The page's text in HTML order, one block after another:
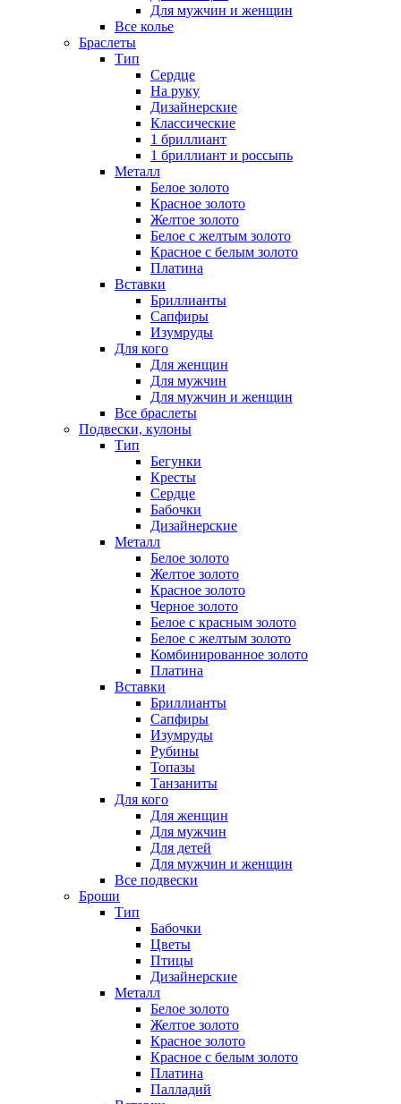
Для мужчин и женщин
Все колье
Браслеты
Тип
Сердце
На руку
Дизайнерские
Классические
1 бриллиант
1 бриллиант и россыпь
Металл
Белое золото
Красное золото
Желтое золото
Белое с желтым золото
Красное с белым золото
Платина
Вставки
Бриллианты
Сапфиры
Изумруды
Для кого
Для женщин
Для мужчин
Для мужчин и женщин
Все браслеты
Подвески, кулоны
Тип
Бегунки
Кресты
Сердце
Бабочки
Дизайнерские
Металл
Белое золото
Желтое золото
Красное золото
Черное золото
Белое с красным золото
Белое с желтым золото
Комбинированное золото
Платина
Вставки
Бриллианты
Сапфиры
Изумруды
Рубины
Топазы
Танзаниты
Для кого
Для женщин
Для мужчин
Для детей
Для мужчин и женщин
Все подвески
Броши
Тип
Бабочки
Цветы
Птицы
Дизайнерские
Металл
Белое золото
Желтое золото
Красное золото
Красное с белым золото
Платина
Палладий